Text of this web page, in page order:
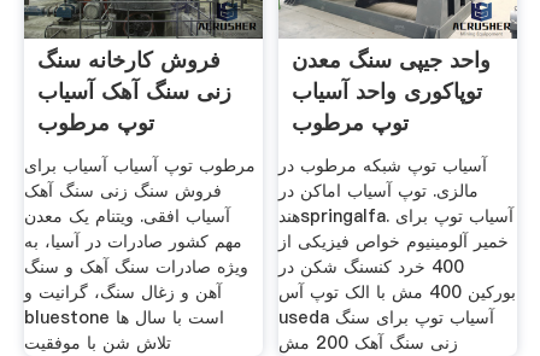
فروش کارخانه سنگ
زنی سنگ آهک آسیاب
توپ مرطوب
مرطوب توپ آسیاب آسیاب برای
فروش سنگ زنی سنگ آهک
آسیاب افقی. ویتنام یک معدن
مهم کشور صادرات در آسیا، به
ویژه صادرات سنگ آهک و سنگ
آهن و زغال سنگ، گرانیت و
bluestone است با سال ها
تلاش شن با موفقیت
واحد جیپی سنگ معدن
توپاکوری واحد آسیاب
توپ مرطوب
آسیاب توپ شبکه مرطوب در
مالزی. توپ آسیاب اماکن در
هندspringalfa. آسیاب توپ برای
خمیر آلومینیوم خواص فیزیکی از
400 خرد کنسنگ شکن در
بورکین 400 مش با الک توپ آس
useda آسیاب توپ برای سنگ
زنی سنگ آهک 200 مش